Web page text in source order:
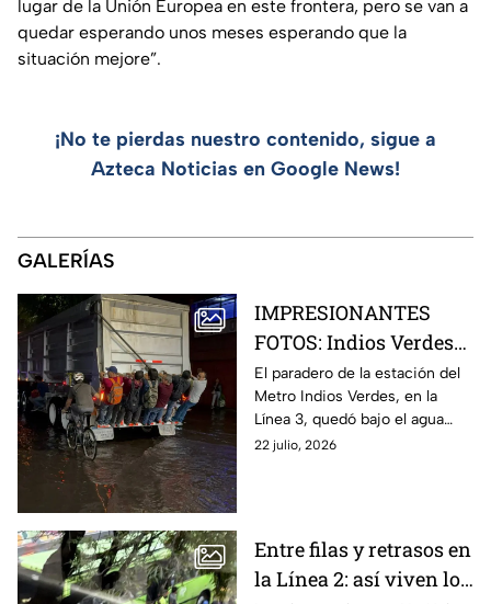
lugar de la Unión Europea en este frontera, pero se van a
quedar esperando unos meses esperando que la
situación mejore”.
¡No te pierdas nuestro contenido, sigue a
Azteca Noticias en Google News!
GALERÍAS
IMPRESIONANTES
FOTOS: Indios Verdes
colapsa, paradero
queda bajo el agua tras
fuertes lluvias en
CDMX
El paradero de la estación del
Metro Indios Verdes, en la
Línea 3, quedó bajo el agua
tras las fuertes lluvias que
22 julio, 2026
Entre filas y retrasos en
la Línea 2: así viven los